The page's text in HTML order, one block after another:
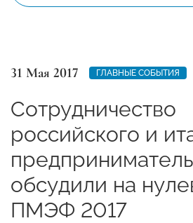
31 Мая 2017 ГЛАВНЫЕ СОБЫТИЯ
Сотрудничество
российского и
обсудили на
ПМЭФ 2017